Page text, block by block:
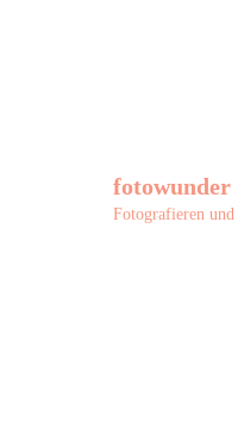
fotowunder
Fotografieren